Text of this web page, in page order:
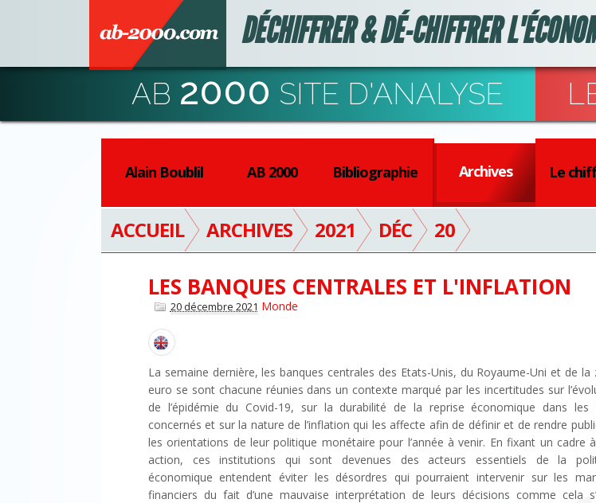
DÉCHIFFRER & DÉ-CHIFFRER
AB 2000 SITE D'ANALYSE
Alain Boublil AB 2000 Bibliographie Archives Le
ACCUEIL ARCHIVES 2021 DÉC 20
LES BANQUES CENTRALES ET L'INFLATION
20 décembre 2021 Monde
La semaine dernière, les banques centrales des Etats-Unis, du Royaume-Uni et de la
euro se sont chacune réunies dans un contexte marqué par les incertitudes sur
de l’épidémie du Covid-19, sur la durabilité de la reprise économique dans les
concernés et sur la nature de l’inflation qui les affecte afin de définir et de rendre
les orientations de leur politique monétaire pour l’année à venir. En fixant un cadre
action, ces institutions qui sont devenues des acteurs essentiels de la
économique entendent éviter les désordres qui pourraient intervenir sur les
financiers du fait d’une mauvaise interprétation de leurs décisions comme cela